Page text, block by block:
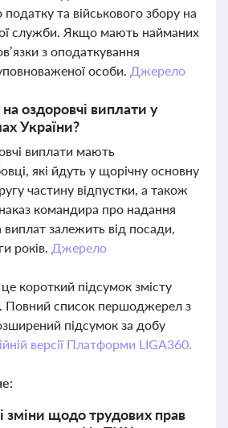
та військового збору на
служби. Якщо мають найманих
з оподаткування
особи. Джерело
оздоровчі виплати у
України?
виплати мають
які йдуть у щорічну основну
частину відпустки, а також
командира про надання
залежить від посади,
років. Джерело
короткий підсумок змісту
Повний список першоджерел з
підсумок за добу
версії Платформи LIGA360.
зміни щодо трудових прав